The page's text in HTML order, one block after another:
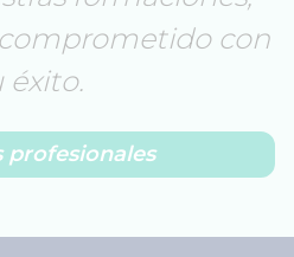
con
éxito.
profesionales